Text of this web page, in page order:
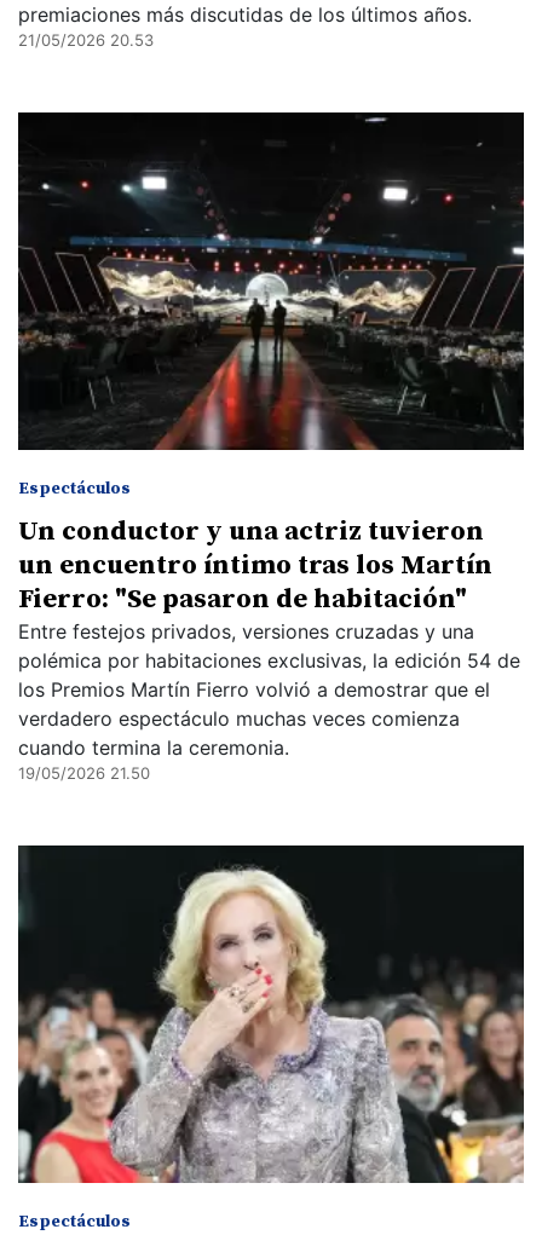
premiaciones más discutidas de los últimos años.
21/05/2026 20.53
Espectáculos
Un conductor y una actriz tuvieron
un encuentro íntimo tras los Martín
Fierro: "Se pasaron de habitación"
Entre festejos privados, versiones cruzadas y una
polémica por habitaciones exclusivas, la edición 54 de
los Premios Martín Fierro volvió a demostrar que el
verdadero espectáculo muchas veces comienza
cuando termina la ceremonia.
19/05/2026 21.50
Espectáculos